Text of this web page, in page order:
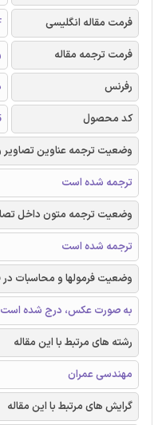
فرمت مقاله انگلیسی
فرمت ترجمه مقاله
رفرنس
کد محصول
وضعیت ترجمه عناوین
ترجمه شده است
وضعیت ترجمه متون داخل
ترجمه شده است
وضعیت فرمولها و محاسبات در
به صورت عکس، درج شده است
رشته های مرتبط با این مقاله
مهندسی عمران
گرایش های مرتبط با این مقاله